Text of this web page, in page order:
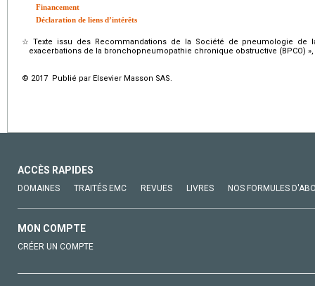
Financement
Déclaration de liens d’intérêts
☆ Texte issu des Recommandations de la Société de pneumologie de
exacerbations de la bronchopneumopathie chronique obstructive (BPCO)
© 2017 Publié par Elsevier Masson SAS.
ACCÈS RAPIDES
DOMAINES TRAITÉS EMC REVUES LIVRES NOS FORMULES
MON COMPTE
CRÉER UN COMPTE